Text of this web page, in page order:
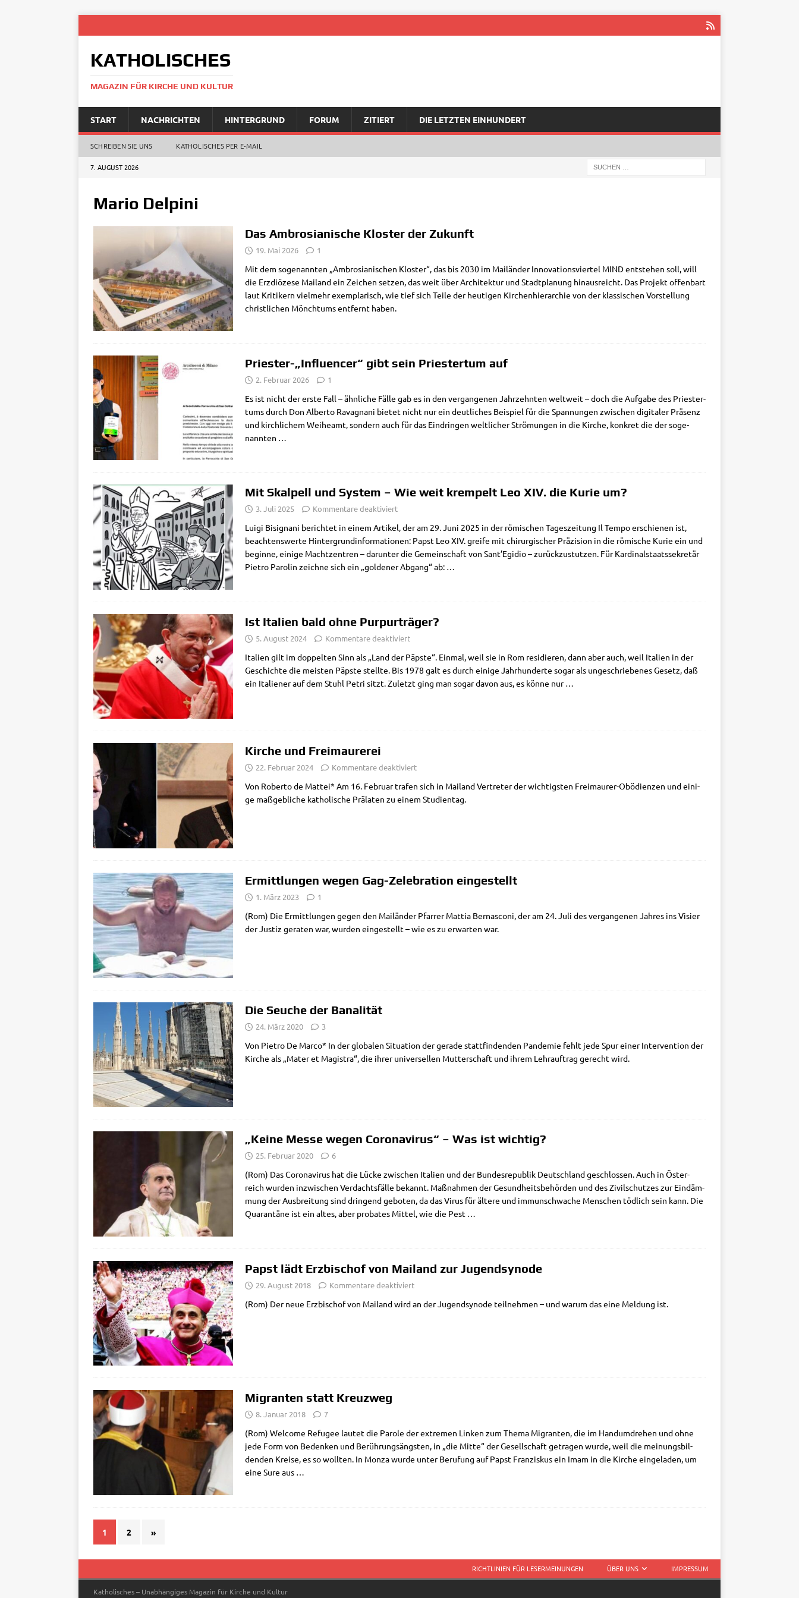
KATHOLISCHES
MAGAZIN FÜR KIRCHE UND KULTUR
START NACHRICHTEN HINTERGRUND FORUM ZITIERT DIE LETZTEN EINHUNDERT
SCHREIBEN SIE UNS KATHOLISCHES PER E‑MAIL
7. AUGUST 2026
Mario Delpini
Das Ambrosianische Kloster der Zukunft
19. Mai 2026 1
Mit dem soge­nann­ten „Ambro­sia­ni­schen Klo­ster“, das bis 2030 im Mai­län­der Inno­va­ti­ons­vier­tel MIND ent­ste­hen soll, will
die Erz­diö­ze­se Mai­land ein Zei­chen set­zen, das weit über Archi­tek­tur und Stadt­pla­nung hin­aus­reicht. Das Pro­jekt offen­bart
laut Kri­ti­kern viel­mehr exem­pla­risch, wie tief sich Tei­le der heu­ti­gen Kir­chen­hier­ar­chie von der klas­si­schen Vor­stel­lung
christ­li­chen Mönch­tums ent­fernt haben.
Priester-„Influencer“ gibt sein Priestertum auf
2. Februar 2026 1
Es ist nicht der erste Fall – ähn­li­che Fäl­le gab es in den ver­gan­ge­nen Jahr­zehn­ten welt­weit – doch die Auf­ga­be des Prie­ster­
tums durch Don Alber­to Rava­gna­ni bie­tet nicht nur ein deut­li­ches Bei­spiel für die Span­nun­gen zwi­schen digi­ta­ler Prä­senz
und kirch­li­chem Wei­he­amt, son­dern auch für das Ein­drin­gen welt­li­cher Strö­mun­gen in die Kir­che, kon­kret die der soge­
nann­ten …
Mit Skalpell und System – Wie weit krempelt Leo XIV. die Kurie um?
3. Juli 2025 Kommentare deaktiviert
Lui­gi Bisigna­ni berich­tet in einem Arti­kel, der am 29. Juni 2025 in der römi­schen Tages­zei­tung Il Tem­po erschie­nen ist,
beach­tens­wer­te Hin­ter­grund­in­for­ma­tio­nen: Papst Leo XIV. grei­fe mit chir­ur­gi­scher Prä­zi­si­on in die römi­sche Kurie ein und
begin­ne, eini­ge Macht­zen­tren – dar­un­ter die Gemein­schaft von Sant’Egidio – zurück­zu­stut­zen. Für Kar­di­nal­staats­se­kre­tär
Pie­tro Paro­lin zeich­ne sich ein „gol­de­ner Abgang“ ab: …
Ist Italien bald ohne Purpurträger?
5. August 2024 Kommentare deaktiviert
Ita­li­en gilt im dop­pel­ten Sinn als „Land der Päp­ste“. Ein­mal, weil sie in Rom resi­die­ren, dann aber auch, weil Ita­li­en in der
Geschich­te die mei­sten Päp­ste stell­te. Bis 1978 galt es durch eini­ge Jahr­hun­der­te sogar als unge­schrie­be­nes Gesetz, daß
ein Ita­lie­ner auf dem Stuhl Petri sitzt. Zuletzt ging man sogar davon aus, es kön­ne nur…
Kirche und Freimaurerei
22. Februar 2024 Kommentare deaktiviert
Von Rober­to de Mat­tei* Am 16. Febru­ar tra­fen sich in Mai­land Ver­tre­ter der wich­tig­sten Frei­­mau­­rer-Obö­­di­en­­zen und eini­
ge maß­geb­li­che katho­li­sche Prä­la­ten zu einem Studientag.
Ermittlungen wegen Gag-Zelebration eingestellt
1. März 2023 1
(Rom) Die Ermitt­lun­gen gegen den Mai­län­der Pfar­rer Mat­tia Ber­nas­co­ni, der am 24. Juli des ver­gan­ge­nen Jah­res ins Visier
der Justiz gera­ten war, wur­den ein­ge­stellt – wie es zu erwar­ten war.
Die Seuche der Banalität
24. März 2020 3
Von Pie­tro De Mar­co* In der glo­ba­len Situa­ti­on der gera­de statt­fin­den­den Pan­de­mie fehlt jede Spur einer Inter­ven­ti­on der
Kir­che als „Mater et Magi­stra“, die ihrer uni­ver­sel­len Mut­ter­schaft und ihrem Lehr­auf­trag gerecht wird.
„Keine Messe wegen Coronavirus“ – Was ist wichtig?
25. Februar 2020 6
(Rom) Das Coro­na­vi­rus hat die Lücke zwi­schen Ita­li­en und der Bun­des­re­pu­blik Deutsch­land geschlos­sen. Auch in Öster­
reich wur­den inzwi­schen Ver­dachts­fäl­le bekannt. Maß­nah­men der Gesund­heits­be­hör­den und des Zivil­schut­zes zur Ein­däm­
mung der Aus­brei­tung sind drin­gend gebo­ten, da das Virus für älte­re und immun­schwa­che Men­schen töd­lich sein kann. Die
Qua­ran­tä­ne ist ein altes, aber pro­ba­tes Mit­tel, wie die Pest …
Papst lädt Erzbischof von Mailand zur Jugendsynode
29. August 2018 Kommentare deaktiviert
(Rom) Der neue Erz­bi­schof von Mai­land wird an der Jugend­syn­ode teil­neh­men – und war­um das eine Mel­dung ist.
Migranten statt Kreuzweg
8. Januar 2018 7
(Rom) Wel­co­me Refu­gee lau­tet die Paro­le der extre­men Lin­ken zum The­ma Migran­ten, die im Hand­um­dre­hen und ohne
jede Form von Beden­ken und Berüh­rungs­äng­sten, in „die Mit­te“ der Gesell­schaft getra­gen wur­de, weil die mei­nungs­bil­
den­den Krei­se, es so woll­ten. In Mon­za wur­de unter Beru­fung auf Papst Fran­zis­kus ein Imam in die Kir­che ein­ge­la­den, um
eine Sure aus …
1 2 »
RICHTLINIEN FÜR LESERMEINUNGEN ÜBER UNS IMPRESSUM
Katholisches – Unabhängiges Magazin für Kirche und Kultur